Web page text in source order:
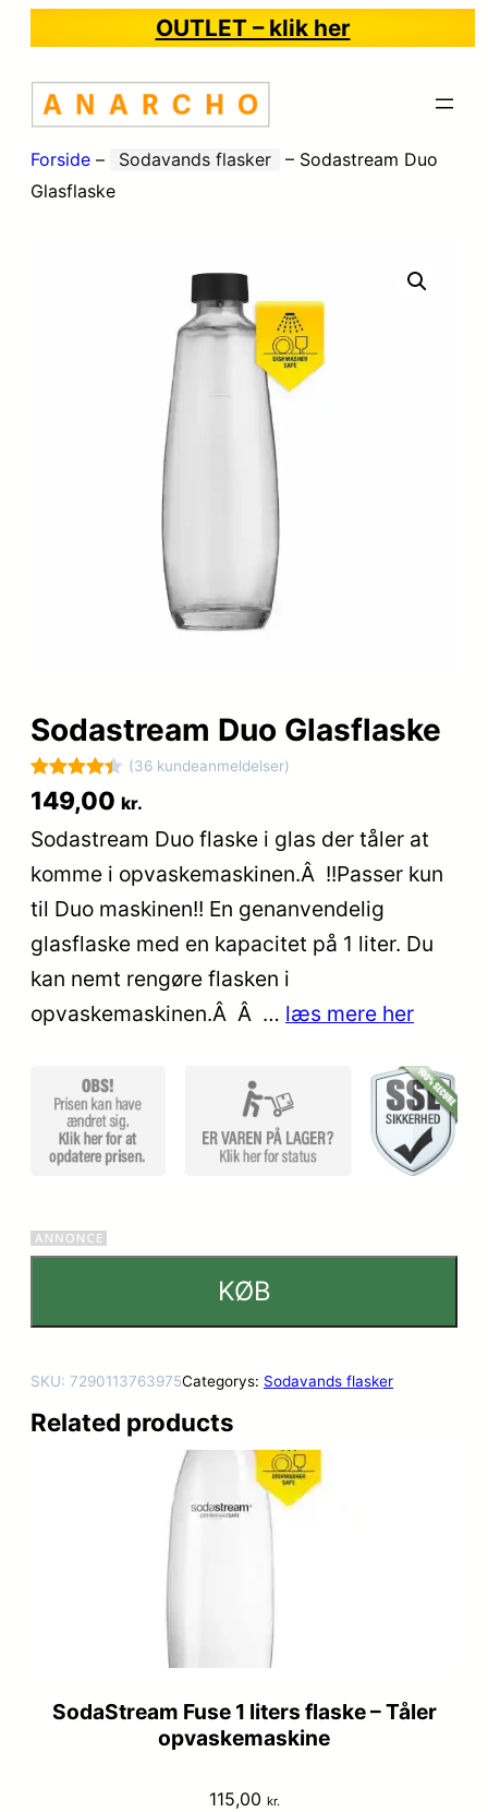
OUTLET – klik her
Forside – Sodavands flasker – Sodastream Duo
Glasflaske
Sodastream Duo Glasflaske
Bedømt
som
ud af 5
baseret
på
36
mmelser
(36 kundeanmeldelser)
149,00 kr.
Sodastream Duo flaske i glas der tåler at
komme i opvaskemaskinen.Â !!Passer kun
til Duo maskinen!! En genanvendelig
glasflaske med en kapacitet på 1 liter. Du
kan nemt rengøre flasken i
opvaskemaskinen.Â Â … læs mere her
KØB
SKU: 7290113763975Categorys: Sodavands flasker
Related products
SodaStream Fuse 1 liters flaske – Tåler
opvaskemaskine
115,00 kr.